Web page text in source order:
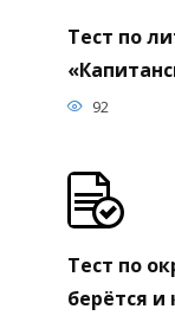
Тест по
92
Тест по
берётся и